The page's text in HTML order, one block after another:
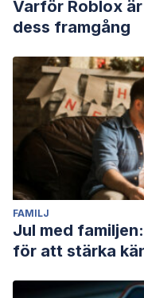
journalCode=apt
Kirsch, T. B. (2004).
Jung, Freud and
(pp. 201-212).
https://
19/cultural-
thomas-kirsch
Ocasio, W. R.
Wittels, F. (1946). EL
NIBELUNGOS Y LA
http://apa.opac.ar/
Varför Roblox
dess framgång
FAMILJ
Jul med
för att stärka